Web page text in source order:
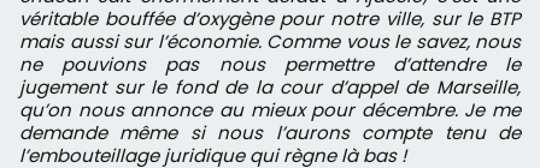
véritable bouffée d’oxygène pour notre ville, sur le BTP
mais aussi sur l’économie. Comme vous le savez, nous
ne pouvions pas nous permettre d’attendre le
jugement sur le fond de la cour d’appel de Marseille,
qu’on nous annonce au mieux pour décembre. Je me
demande même si nous l’aurons compte tenu de
l’embouteillage juridique qui règne là bas !